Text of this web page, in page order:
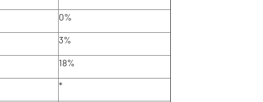
0%
3%
18%
*